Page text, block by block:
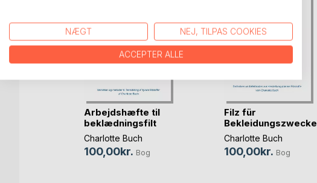
Arbejdshæfte til
beklædningsfilt
Charlotte Buch
100,00kr. Bog
Filz für
Bekleidungszwecke
Charlotte Buch
100,00kr. Bog
NÆGT NEJ, TILPAS COOKIES
ACCEPTER ALLE